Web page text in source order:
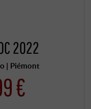
2022
| Piémont
€